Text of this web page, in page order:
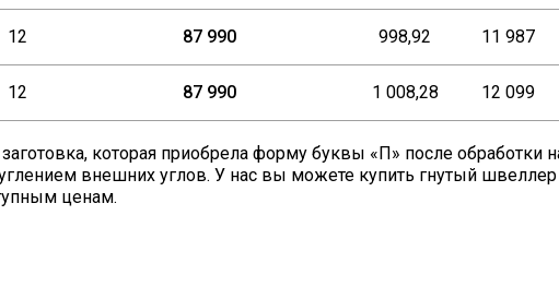
12 87 990 998,92 11 987
12 87 990 1 008,28 12 099
которая приобрела форму буквы «П» после обработки
внешних углов. У нас вы можете купить гнутый
ценам.